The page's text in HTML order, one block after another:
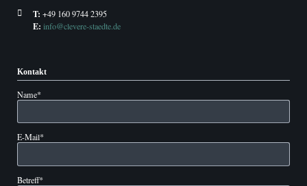
T: +49 160 9744 2395
E: info@clevere-staedte.de
Kontakt
Pflichtfeld
Name*
Pflichtfeld
E-Mail*
Pflichtfeld
Betreff*